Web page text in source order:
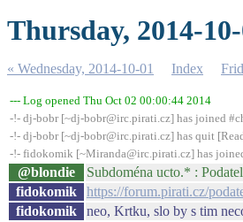
Thursday, 2014-
« Wednesday, 2014-10-01 Index
--- Log opened Thu Oct 02 00:00:44 2014
-!- dj-bobr [~dj-bobr@irc.pirati.cz] has joined
-!- dj-bobr [~dj-bobr@irc.pirati.cz] has quit
-!- fidokomik [~Miranda@irc.pirati.cz] has
@blondie
Subdoména ucto.* :
fidokomik
https://forum.pirati.cz/
fidokomik
neo, Krtku, slo by s tim